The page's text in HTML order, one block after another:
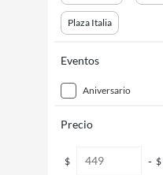
Plaza Italia
Eventos
aniversario
Precio
$ - $